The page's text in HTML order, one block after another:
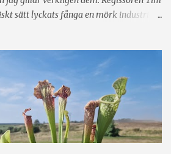
sätt lyckats fånga en mörk industriell
Visst märker man ibland att det är
till specialeffekter, men det är
regisserde Burton bara de två
Forever (1995) och Batman & Robin
över taktpinnen. Tyvärr försvann den
känslan" och i stället blev det mest
istället Christopher Nolan in och